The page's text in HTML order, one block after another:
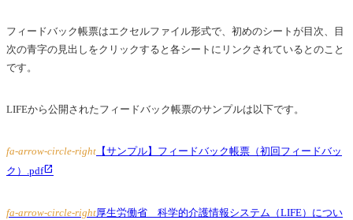
フィードバック帳票はエクセルファイル形式で、初めのシートが目次、目
次の青字の見出しをクリックすると各シートにリンクされているとのこと
です。
LIFEから公開されたフィードバック帳票のサンプルは以下です。
fa-arrow-circle-right 【サンプル】フィードバック帳票（初回フィードバッ
ク）.pdf
fa-arrow-circle-right厚生労働省 科学的介護情報システム（LIFE）につい